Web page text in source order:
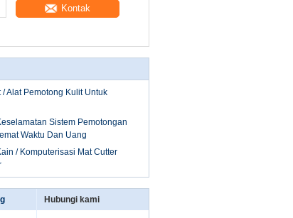
Kontak
Alat Pemotong Kulit Untuk
Sistem Pemotongan
Waktu Dan Uang
/ Komputerisasi Mat Cutter
Hubungi kami